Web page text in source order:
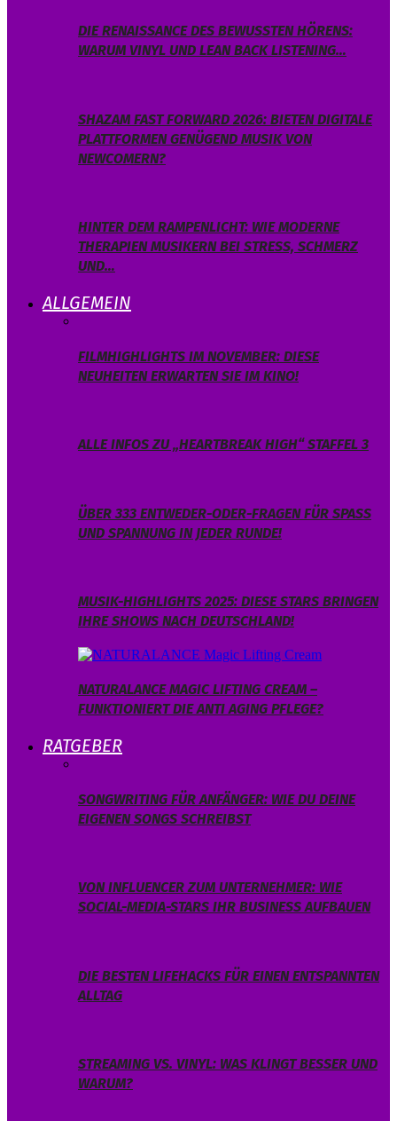
DIE RENAISSANCE DES BEWUSSTEN HÖRENS:
WARUM VINYL UND LEAN BACK LISTENING…
SHAZAM FAST FORWARD 2026: BIETEN DIGITALE
PLATTFORMEN GENÜGEND MUSIK VON
NEWCOMERN?
HINTER DEM RAMPENLICHT: WIE MODERNE
THERAPIEN MUSIKERN BEI STRESS, SCHMERZ
UND…
ALLGEMEIN
FILMHIGHLIGHTS IM NOVEMBER: DIESE
NEUHEITEN ERWARTEN SIE IM KINO!
ALLE INFOS ZU „HEARTBREAK HIGH“ STAFFEL 3
ÜBER 333 ENTWEDER-ODER-FRAGEN FÜR SPASS U
ND SPANNUNG IN JEDER RUNDE!
MUSIK-HIGHLIGHTS 2025: DIESE STARS BRINGEN
IHRE SHOWS NACH DEUTSCHLAND!
NATURALANCE MAGIC LIFTING CREAM –
FUNKTIONIERT DIE ANTI AGING PFLEGE?
RATGEBER
SONGWRITING FÜR ANFÄNGER: WIE DU DEINE
EIGENEN SONGS SCHREIBST
VON INFLUENCER ZUM UNTERNEHMER: WIE
SOCIAL-MEDIA-STARS IHR BUSINESS AUFBAUEN
DIE BESTEN LIFEHACKS FÜR EINEN ENTSPANNTEN
ALLTAG
STREAMING VS. VINYL: WAS KLINGT BESSER UND
WARUM?